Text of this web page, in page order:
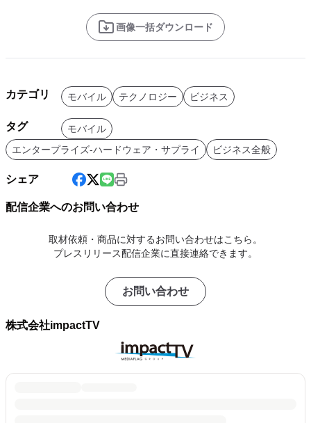
画像一括ダウンロード
カテゴリ モバイル テクノロジー ビジネス
タグ
モバイル
エンタープライズ-ハードウェア・サプライ
ビジネス全般
シェア
配信企業へのお問い合わせ
取材依頼・商品に対するお問い合わせはこちら。
プレスリリース配信企業に直接連絡できます。
お問い合わせ
株式会社impactTV